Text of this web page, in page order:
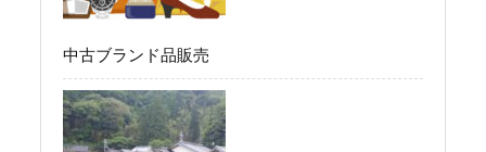
中古ブランド品販売